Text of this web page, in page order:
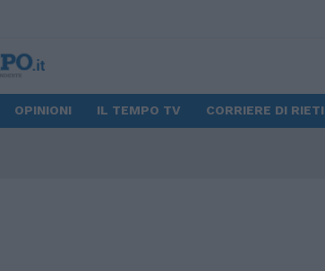
OPINIONI IL TEMPO TV CORRIERE DI RIETI